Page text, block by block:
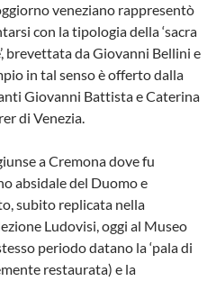
veneziano rappresentò
con la tipologia della ‘sacra
brevettata da Giovanni Bellini e
in tal senso è offerto dalla
Giovanni Battista e Caterina
di Venezia.
a Cremona dove fu
absidale del Duomo e
subito replicata nella
Ludovisi, oggi al Museo
periodo datano la ‘pala di
restaurata) e la